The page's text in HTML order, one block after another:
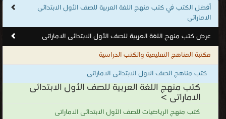
أفضل الكتب في كتب منهج اللغة العربية للصف الأول الابتدائى
الاماراتى
عرض كتب منهج اللغة العربية للصف الأول الابتدائى الاماراتى
مكتبة المناهج التعليمية والكتب الدراسية
كتب مناهج الصف الاول الابتدائى الاماراتى
كتب منهج اللغة العربية للصف الأول الابتدائى
الاماراتى >
كتب منهج الرياضيات للصف الأول الابتدائى الاماراتى